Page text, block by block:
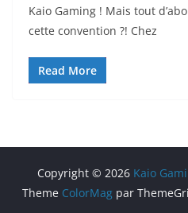
Kaio Gaming ! Mais tout
cette convention ?! Chez
Read More
Copyright © 2026 Kaio
Theme ColorMagpar